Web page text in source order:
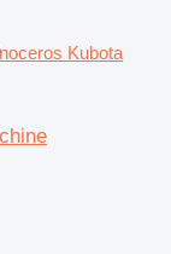
Kubota